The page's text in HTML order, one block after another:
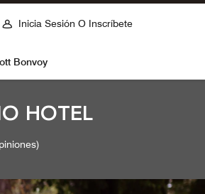
Inicia Sesión O Inscríbete
Bonvoy
HOTEL